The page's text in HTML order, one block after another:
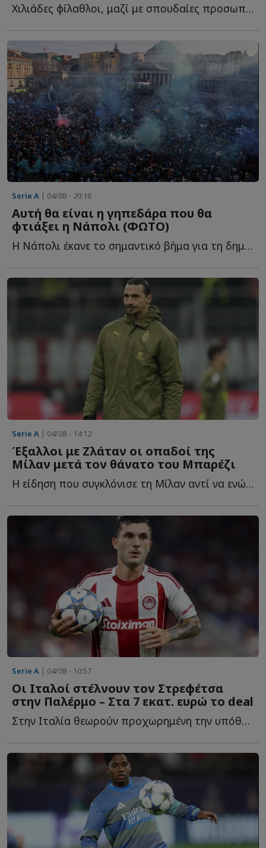
Χιλιάδες φίλαθλοι, μαζί με σπουδαίες προσωπικότητες τ...
Serie A | 04/08 - 20:16
Αυτή θα είναι η γηπεδάρα που θα
φτιάξει η Νάπολι (ΦΩΤΟ)
Η Νάπολι έκανε το σημαντικό βήμα για τη δημιουργία τ...
Serie A | 04/08 - 14:12
Έξαλλοι με Ζλάταν οι οπαδοί της
Μίλαν μετά τον θάνατο του Μπαρέζι
Η είδηση που συγκλόνισε τη Μίλαν αντί να ενώσει τους π...
Serie A | 04/08 - 10:57
Οι Ιταλοί στέλνουν τον Στρεφέτσα
στην Παλέρμο – Στα 7 εκατ. ευρώ το deal
Στην Ιταλία θεωρούν προχωρημένη την υπόθεση της μετακίνησης τ...